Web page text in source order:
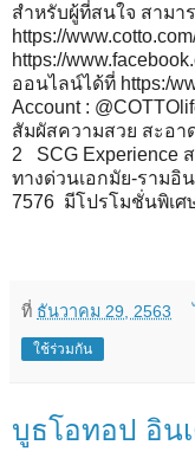
สำหรับผู้ที่สนใจ สามา
https://
https://
ออนไลน์ได้ที่ https:/
Account :
สัมผัสความสวย สะอา
2 SCG Experience
ทางด่วนเอกมัย-รามอิ
7576 มีโปรโมชั่นพิเศ
ที่ ธันวาคม 29, 2563
ใช้ร่วมกัน
บูธโอทอป อิน